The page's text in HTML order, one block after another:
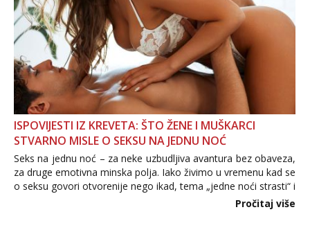
ISPOVIJESTI IZ KREVETA: ŠTO ŽENE I MUŠKARCI
STVARNO MISLE O SEKSU NA JEDNU NOĆ
Seks na jednu noć – za neke uzbudljiva avantura bez obaveza,
za druge emotivna minska polja. Iako živimo u vremenu kad se
o seksu govori otvorenije nego ikad, tema „jedne noći strasti“ i
dalje izaziva burne rasprave. Što zapravo misle žene, a što
Pročitaj više